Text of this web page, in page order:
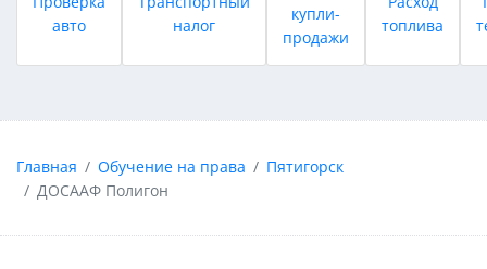
авто
налог
купли-
продажи
топлива
Главная Обучение на права
Пятигорск
ДОСААФ Полигон